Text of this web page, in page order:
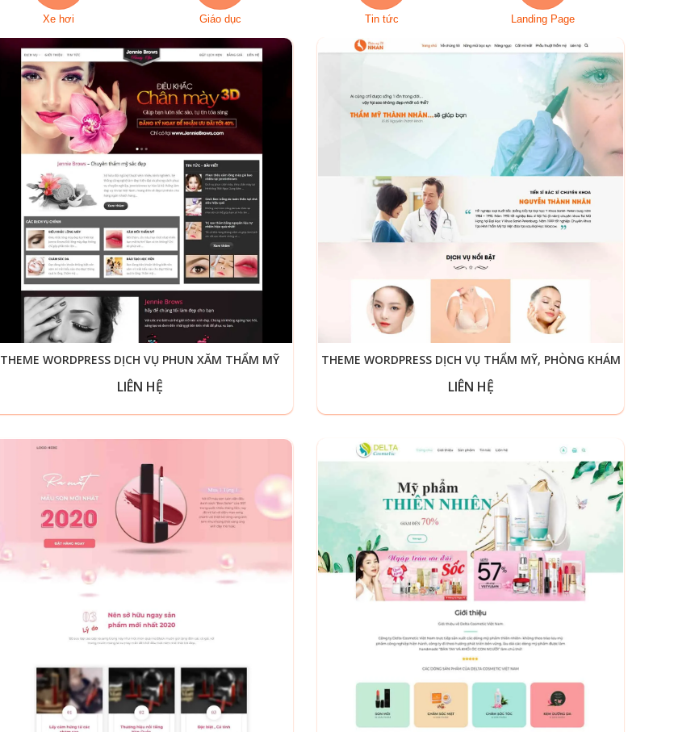
Xe hơi Giáo dục Tin tức Landing Page
THEME WORDPRESS DỊCH VỤ PHUN XĂM THẨM MỸ
LIÊN HỆ
THEME WORDPRESS DỊCH VỤ THẨM MỸ, PHÒNG KHÁM
LIÊN HỆ